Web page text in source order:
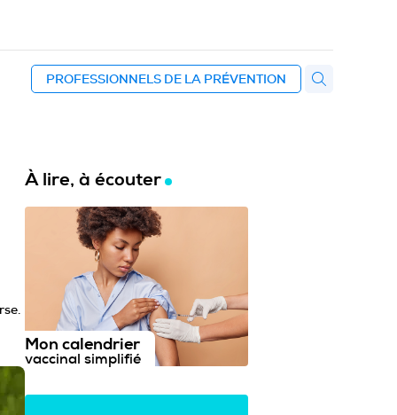
PROFESSIONNELS DE LA PRÉVENTION
À lire, à écouter
Mon calendrier
vaccinal simplifié